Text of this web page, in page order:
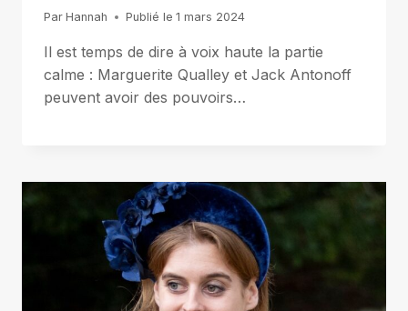
Par Hannah Publié le 1 mars 2024
Il est temps de dire à voix haute la partie
calme : Marguerite Qualley et Jack Antonoff
peuvent avoir des pouvoirs…